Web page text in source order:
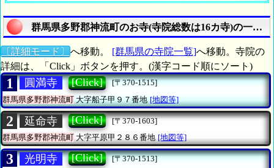
群馬県多野郡神流町のお寺(寺院総数は16カ寺)の一覧表
〔詳細モード〕 へ移動。 [群馬県の寺院一覧]へ移動。寺院の
詳細は、「Click」ボタンを押す。(漢字コード順にソート)
1 圓満寺 [Click]
[〒370-1515]
群馬県多野郡神流町大字船子甲９７番地 [地図等]
2 延命寺 [Click]
[〒370-1603]
群馬県多野郡神流町大字平原甲２８６番地 [地図等]
3 光明寺 [Click]
[〒370-1513]